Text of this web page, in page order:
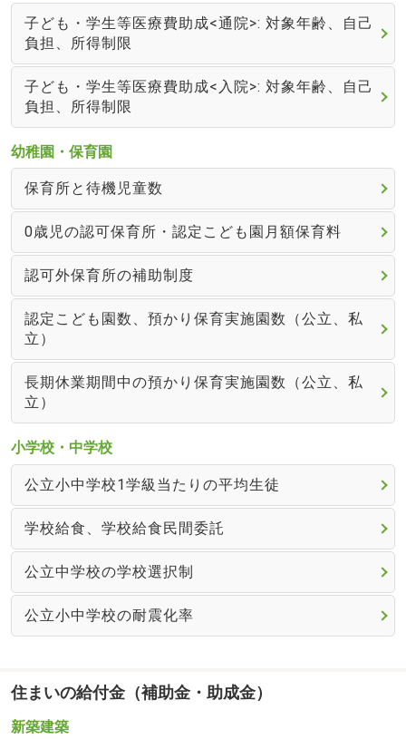
子ども・学生等医療費助成<通院>: 対象年齢、自己
負担、所得制限
子ども・学生等医療費助成<入院>: 対象年齢、自己
負担、所得制限
幼稚園・保育園
保育所と待機児童数
0歳児の認可保育所・認定こども園月額保育料
認可外保育所の補助制度
認定こども園数、預かり保育実施園数（公立、私
立）
長期休業期間中の預かり保育実施園数（公立、私
立）
小学校・中学校
公立小中学校1学級当たりの平均生徒
学校給食、学校給食民間委託
公立中学校の学校選択制
公立小中学校の耐震化率
住まいの給付金（補助金・助成金）
新築建築